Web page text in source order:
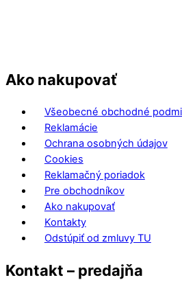
Ako nakupovať
Všeobecné obchodné
Reklamácie
Ochrana osobných údajov
Cookies
Reklamačný poriadok
Pre obchodníkov
Ako nakupovať
Kontakty
Odstúpiť od zmluvy TU
Kontakt – predajňa